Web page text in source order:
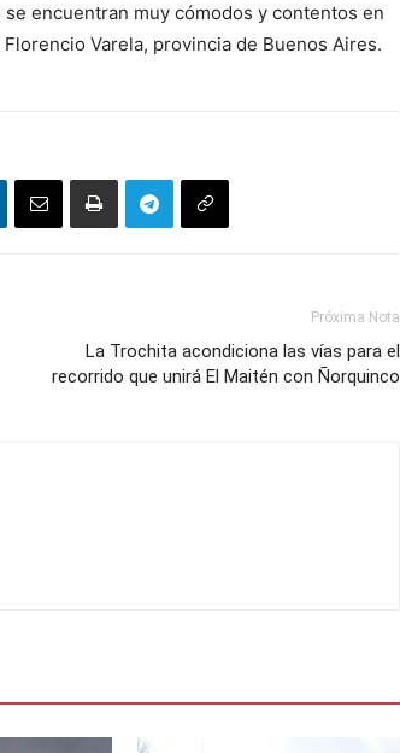
encuentran muy cómodos y contentos en
Varela, provincia de Buenos Aires.
Próxima Nota
La Trochita acondiciona las vías para el
recorrido que unirá El Maitén con Ñorquinco